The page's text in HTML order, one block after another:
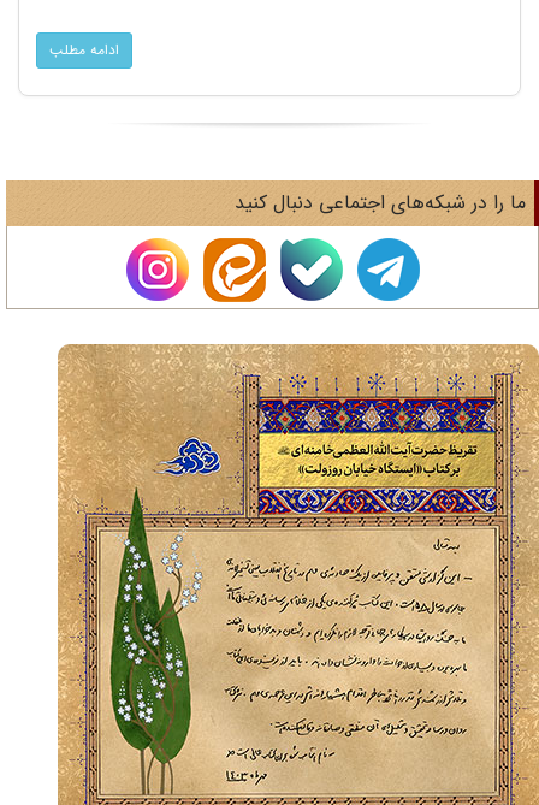
ادامه مطلب
را در شبکه‌های اجتماعی دنبال کنید